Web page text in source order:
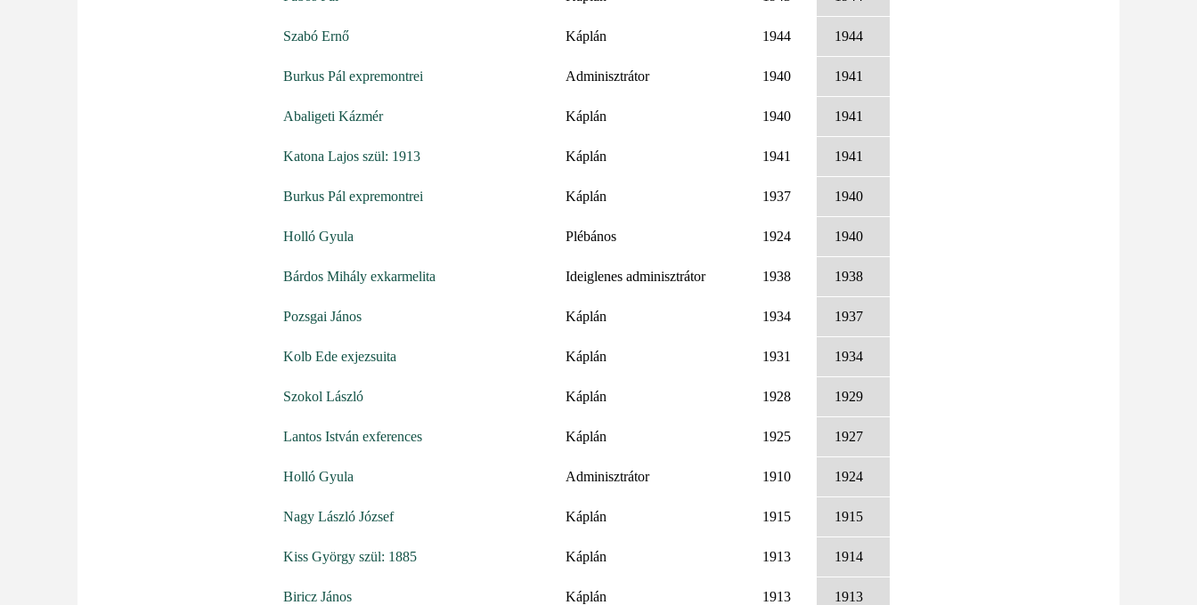
Szabó Ernő Káplán 1944 1944
Burkus Pál expremontrei Adminisztrátor 1940 1941
Abaligeti Kázmér Káplán 1940 1941
Katona Lajos szül: 1913 Káplán 1941 1941
Burkus Pál expremontrei Káplán 1937 1940
Holló Gyula Plébános 1924 1940
Bárdos Mihály exkarmelita Ideiglenes adminisztrátor 1938 1938
Pozsgai János Káplán 1934 1937
Kolb Ede exjezsuita Káplán 1931 1934
Szokol László Káplán 1928 1929
Lantos István exferences Káplán 1925 1927
Holló Gyula Adminisztrátor 1910 1924
Nagy László József Káplán 1915 1915
Kiss György szül: 1885 Káplán 1913 1914
Biricz János Káplán 1913 1913